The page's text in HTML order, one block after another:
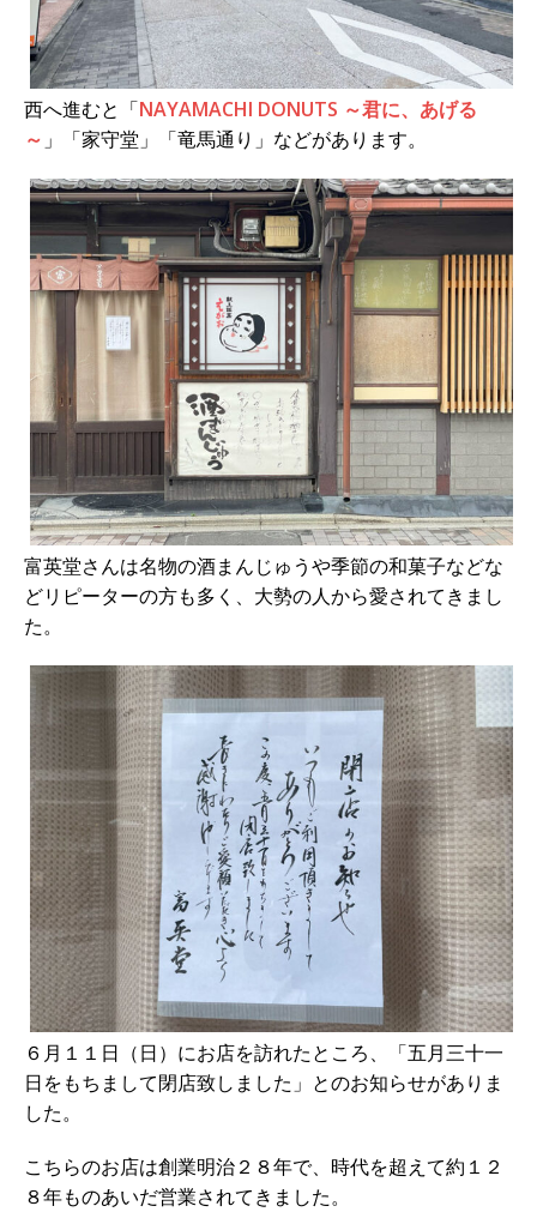
西へ進むと「NAYAMACHI DONUTS ～君に、あげる
～ 」「家守堂」「竜馬通り」などがあります。
富英堂さんは名物の酒まんじゅうや季節の和菓子などな
どリピーターの方も多く、大勢の人から愛されてきまし
た。
６月１１日（日）にお店を訪れたところ、「五月三十一
日をもちまして閉店致しました」とのお知らせがありま
した。
こちらのお店は創業明治２８年で、時代を超えて約１２
８年ものあいだ営業されてきました。